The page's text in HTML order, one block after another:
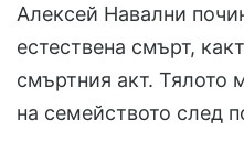
Алексей Навални
естествена смърт,
смъртния акт. Тялото
на семейството след